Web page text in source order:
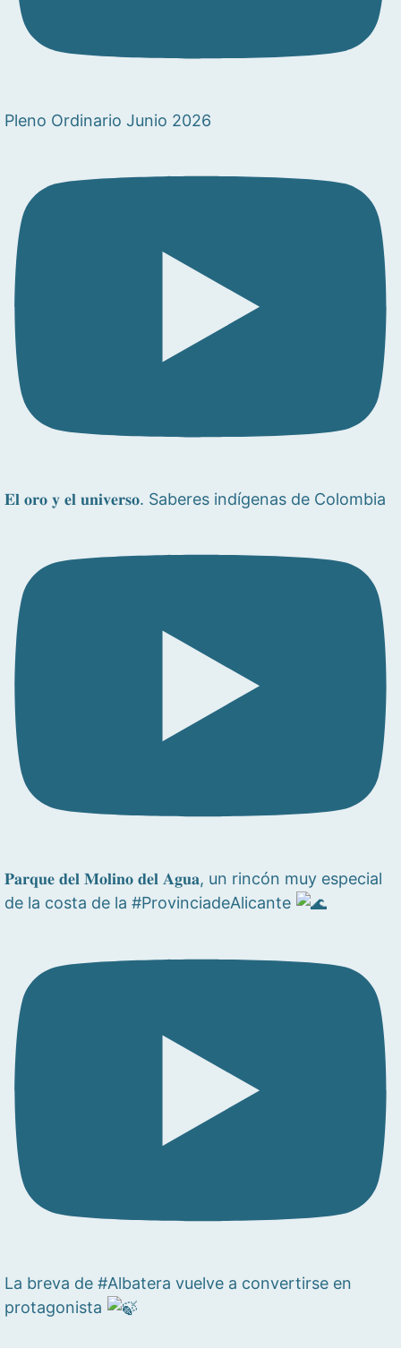
Pleno Ordinario Junio 2026
𝐄𝐥 𝐨𝐫𝐨 𝐲 𝐞𝐥 𝐮𝐧𝐢𝐯𝐞𝐫𝐬𝐨. Saberes indígenas de Colombia
𝐏𝐚𝐫𝐪𝐮𝐞 𝐝𝐞𝐥 𝐌𝐨𝐥𝐢𝐧𝐨 𝐝𝐞𝐥 𝐀𝐠𝐮𝐚, un rincón muy especial
de la costa de la #ProvinciadeAlicante
La breva de #Albatera vuelve a convertirse en
protagonista